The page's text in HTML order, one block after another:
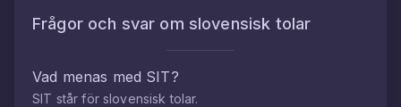
Frågor och svar om slovensisk tolar
Vad menas med SIT?
SIT står för slovensisk tolar.